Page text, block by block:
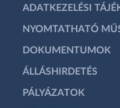
ADATKEZELÉSI
NYOMTATHATÓ
DOKUMENTUMOK
ÁLLÁSHIRDETÉS
PÁLYÁZATOK